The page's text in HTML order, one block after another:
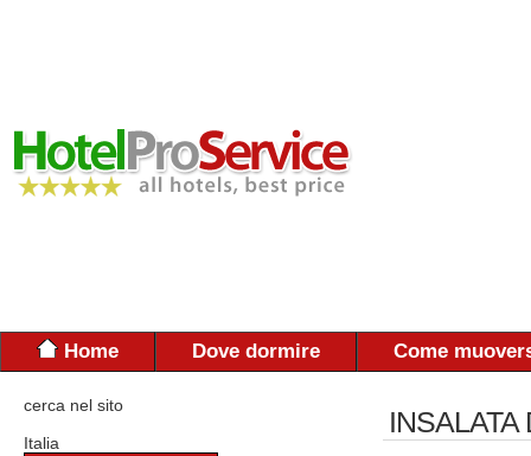
Home Dove dormire Come
cerca nel sito
Italia
INSALATA